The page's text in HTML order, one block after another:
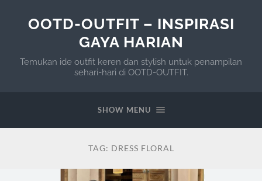
OOTD-OUTFIT – INSPIRASI
GAYA HARIAN
Temukan ide outfit keren dan stylish untuk penampilan
sehari-hari di OOTD-OUTFIT.
SHOW MENU
TAG: DRESS FLORAL